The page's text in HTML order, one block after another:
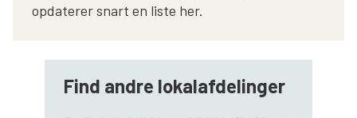
opdaterer snart en liste her.
Find andre lokalafdelinger